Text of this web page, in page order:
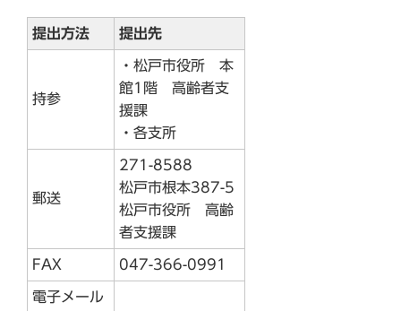
提出方法 提出先
持参
・松戸市役所 本
館1階 高齢者支
援課
・各支所
郵送
271-8588
松戸市根本387-5
松戸市役所 高齢
者支援課
FAX 047-366-0991
電子メール